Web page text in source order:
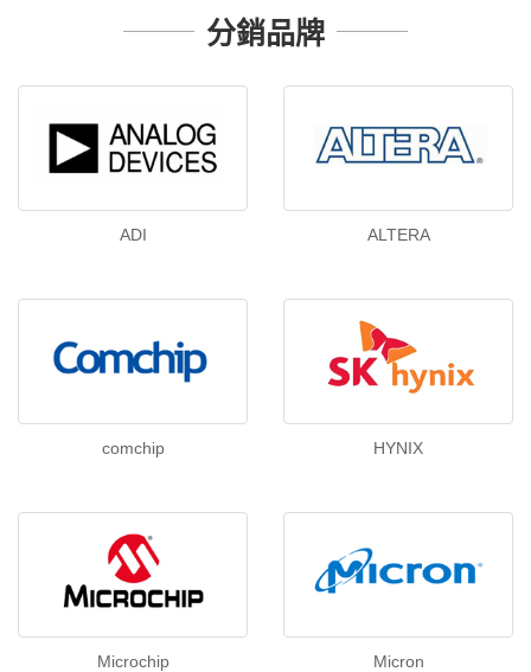
分銷品牌
ADI ALTERA
comchip HYNIX
Microchip Micron